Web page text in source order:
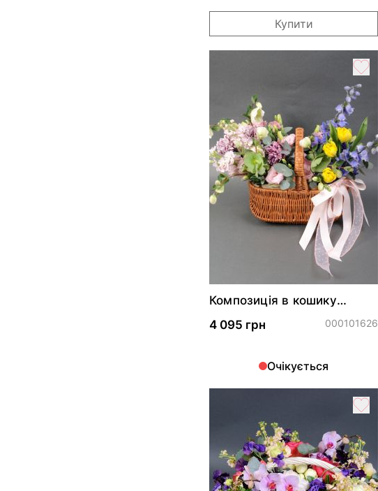
Купити
Композиція в кошику
4 095 грн
000101626
Очікується